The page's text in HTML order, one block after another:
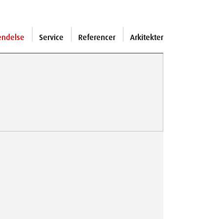
Service Referencer Arkitekter